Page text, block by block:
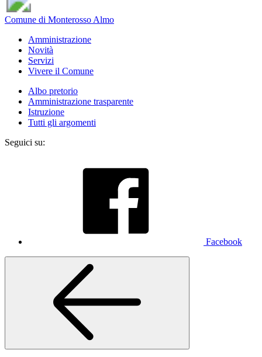
Comune di Monterosso Almo
Amministrazione
Novità
Servizi
Vivere il Comune
Albo pretorio
Amministrazione trasparente
Istruzione
Tutti gli argomenti
Seguici su:
Facebook